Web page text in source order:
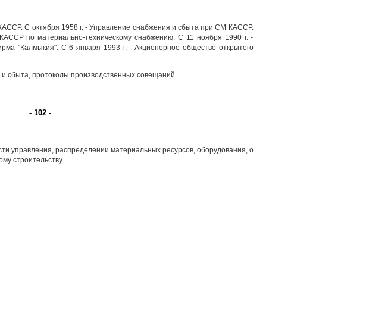
С октября 1958 г. - Управление снабжения и сбыта при СМ КАССР.
по материально-техническому снабжению. С 11 ноября 1990 г. -
"Калмыкия". С 6 января 1993 г. - Акционерное общество открытого
сбыта, протоколы производственных совещаний.
- 102 -
управления, распределении материальных ресурсов, оборудования, о
строительству.